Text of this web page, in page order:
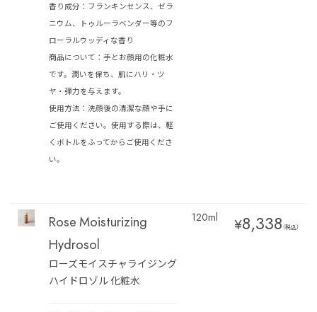
香り成分：フランキンセンス、ゼラ
ニウム、トゥルーラベンダー等のフ
ローラルウッディな香り
商品について：手とお顔用の化粧水
です。潤いを保ち、肌にハリ・ツ
ヤ・弾力を与えます。
使用方法：洗顔後の清潔な顔や手に
ご使用ください。使用する際は、軽
くボトルをふってからご使用くださ
い。
Rose Moisturizing
Hydrosol
ローズモイスチャライジング
ハイドロゾル 化粧水
120ml ¥8,338（税込）